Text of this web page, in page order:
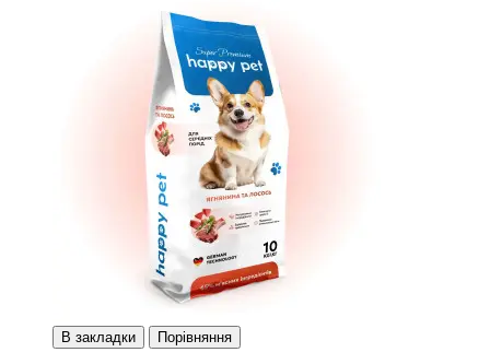
В закладки Порівняння